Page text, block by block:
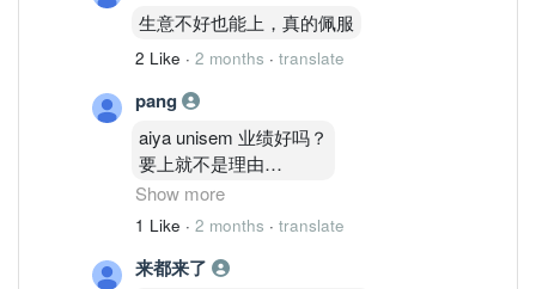
生意不好也能上，真的佩服
2 Like · 2 months · translate
pang
aiya unisem 业绩好吗？
要上就不是理由
折旧 有的折旧
Show more
1 Like · 2 months · translate
来都来了